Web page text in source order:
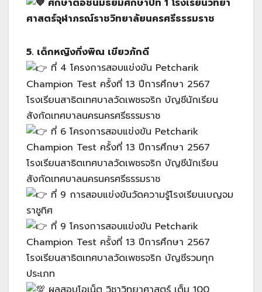
ศึกษาต่อชั้นมัธยมศึกษาปีที่ 1 โรงเรียนวิทยา
ศาสตร์จุฬาภรณ์ราชวิทยาลัยนครศรีธรรมราช
5. เด็กหญิงกิ่งพิณ เขียวภักดี
ที่ 4 โครงการสอบแข่งขัน Petcharik
Champion Test ครั้งที่ 13 ปีการศึกษา 2567
โรงเรียนสาธิตเทศบาลวัดเพชรจริก บัญชีนักเรียน
สังกัดเทศบาลนครนครศรีธรรมราช
ที่ 6 โครงการสอบแข่งขัน Petcharik
Champion Test ครั้งที่ 13 ปีการศึกษา 2567
โรงเรียนสาธิตเทศบาลวัดเพชรจริก บัญชีนักเรียน
สังกัดเทศบาลนครนครศรีธรรมราช
ที่ 9 การสอบแข่งขันวัดความรู้โรงเรียนเบญจม
ราชูทิศ
ที่ 9 โครงการสอบแข่งขัน Petcharik
Champion Test ครั้งที่ 13 ปีการศึกษา 2567
โรงเรียนสาธิตเทศบาลวัดเพชรจริก บัญชีรวมทุก
ประเภท